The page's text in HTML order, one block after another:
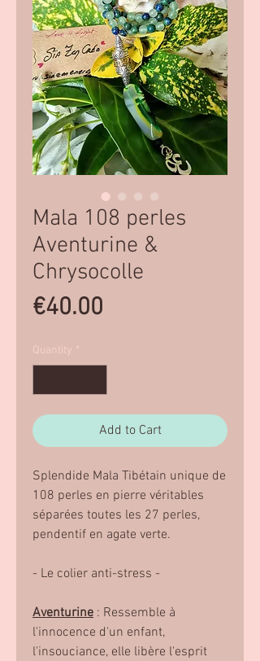
Mala 108 perles
Aventurine &
Chrysocolle
€40.00
Quantity *
Add to Cart
Splendide Mala Tibétain unique de
108 perles en pierre véritables
séparées toutes les 27 perles,
pendentif en agate verte.
- Le colier anti-stress -
Aventurine : Ressemble à
l'innocence d'un enfant,
l'insouciance, elle libère l'esprit